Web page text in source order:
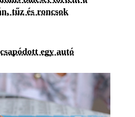
tűz és roncsok
egy autó